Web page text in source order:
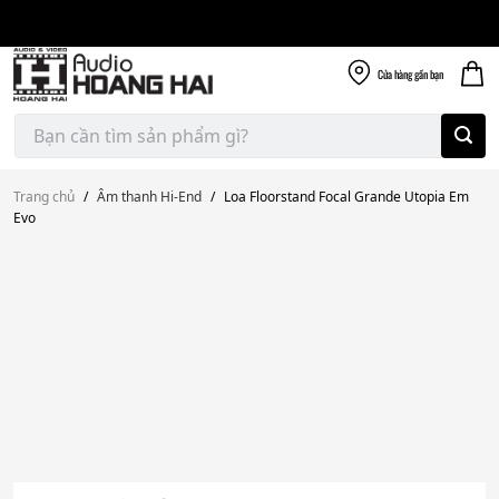
content
Cửa hànggần bạn
Tìm
kiếm:
Trang chủ / Âm thanh Hi-End / Loa Floorstand Focal Grande Utopia Em
Evo